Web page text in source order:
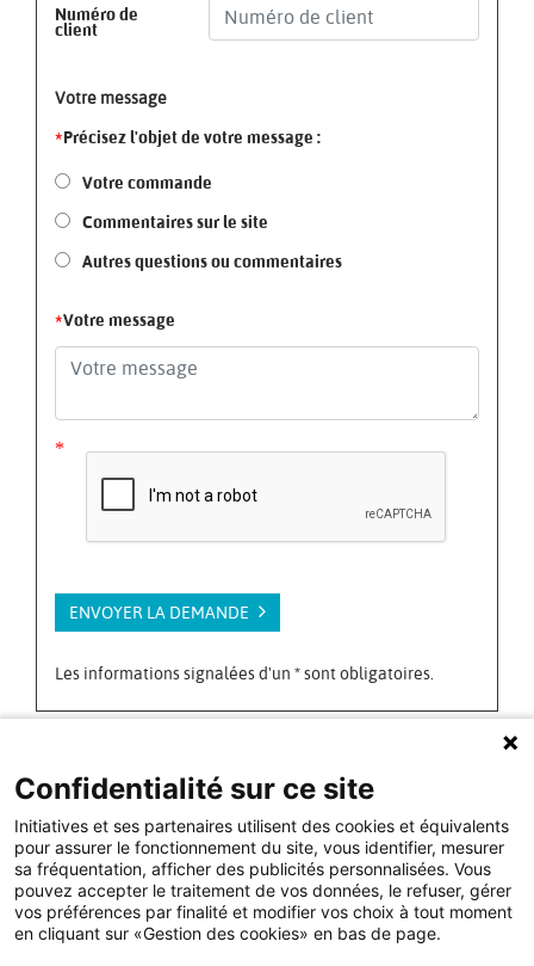
Numéro de
client
Votre message
*Précisez l'objet de votre message :
Votre commande
Commentaires sur le site
Autres questions ou commentaires
*Votre message
*
ENVOYER LA DEMANDE
Les informations signalées d'un *sont obligatoires.
Du lundi au vendredi de 8h00 à 18h30
Nous rendre visite
Confidentialité sur ce site
Initiatives et ses partenaires utilisent des cookies et équivalents
pour assurer le fonctionnement du site, vous identifier, mesurer
sa fréquentation, afficher des publicités personnalisées. Vous
pouvez accepter le traitement de vos données, le refuser, gérer
vos préférences par finalité et modifier vos choix à tout moment
en cliquant sur «Gestion des cookies» en bas de page.